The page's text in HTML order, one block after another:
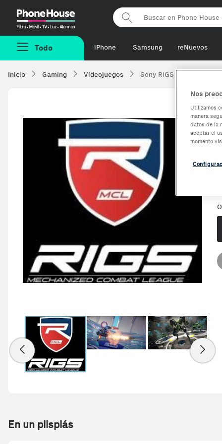
Phonehouse
Todo iPhone Samsung reNuevos
Inicio Gaming Videojuegos Sony RIGS Mechanized
En un plisplás
Nos
Utilizamos
manera
datos de la
aceptar el
momento